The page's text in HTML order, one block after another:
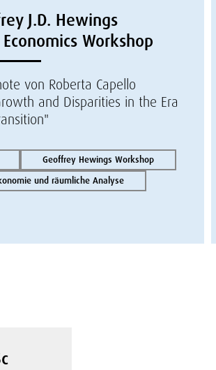
J.D. Hewings
Workshop
von Roberta Capello
and Disparities in the Era
Geoffrey Hewings Workshop
und räumliche Analyse